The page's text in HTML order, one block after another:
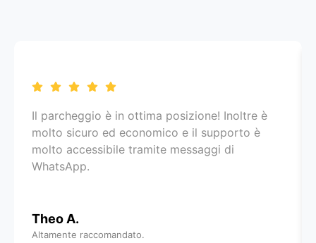
Il parcheggio è in ottima posizione! Inoltre è
molto sicuro ed economico e il supporto è
molto accessibile tramite messaggi di
WhatsApp.
Theo A.
Altamente raccomandato.